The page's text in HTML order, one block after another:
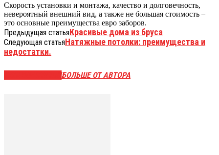
Скорость установки и монтажа, качество и долговечность,
невероятный внешний вид, а также не большая стоимость –
это основные преимущества евро заборов.
Предыдущая статьяКрасивые дома из бруса
Следующая статьяНатяжные потолки: преимущества и
недостатки.
БОЛЬШЕ ОТ АВТОРА